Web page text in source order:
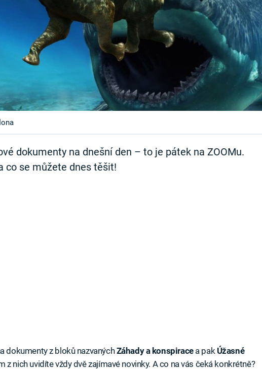
dokumenty na dnešní den – to je pátek na ZOOMu.
co se můžete dnes těšit!
dokumenty z bloků nazvanýchZáhady a konspiracea pak Úžasné
z nich uvidíte vždy dvě zajímavé novinky. A co na vás čeká konkrétně?